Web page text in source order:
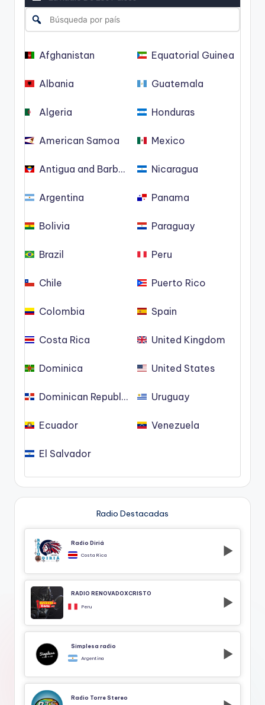
Afghanistan
Albania
Algeria
American Samoa
Antigua and Barbuda
Argentina
Bolivia
Brazil
Chile
Colombia
Costa Rica
Dominica
Dominican Republic
Ecuador
El Salvador
Equatorial Guinea
Guatemala
Honduras
Mexico
Nicaragua
Panama
Paraguay
Peru
Puerto Rico
Spain
United Kingdom
United States
Uruguay
Venezuela
Radio Destacadas
Radio Diriá
Costa Rica
RADIO RENOVADOXCRISTO
Peru
Simplesa radio
Argentina
Radio Torre Stereo